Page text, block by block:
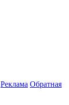
Реклама Обратная